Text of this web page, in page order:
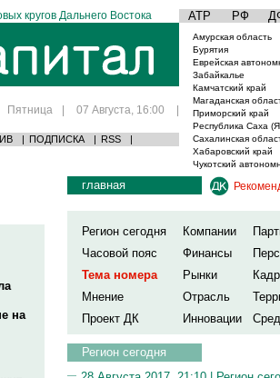
кругов Дальнего Востока АТР РФ
Пятница | 07 Августа, 16:00 |
| ПОДПИСКА | RSS |
Амурская область
Бурятия
Еврейская
Забайкалье
Камчатский край
Магаданская
Приморский край
Республика Саха
Сахалинская
Хабаровский край
Чукотский
на
главная
Регион сегодня Компании
Часовой пояс
Финансы
Тема номера
Рынки
Мнение
Отрасль
Проект ДК
Инновации
Регион сегодня